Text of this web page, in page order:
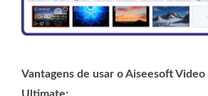
Vantagens de usar o Aiseesoft